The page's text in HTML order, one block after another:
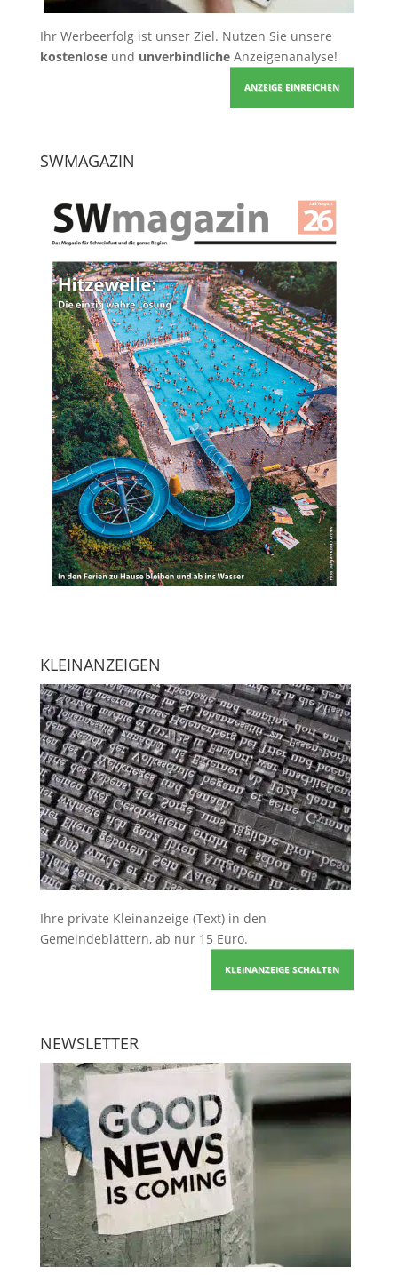
Ihr Werbeerfolg ist unser Ziel. Nutzen Sie unsere
kostenloseund unverbindlicheAnzeigenanalyse!
ANZEIGE EINREICHEN
SWMAGAZIN
KLEINANZEIGEN
Ihre private Kleinanzeige (Text) in den
Gemeindeblättern, ab nur 15 Euro.
KLEINANZEIGE SCHALTEN
NEWSLETTER